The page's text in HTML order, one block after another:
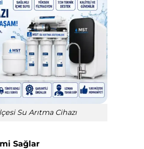
Su Arıtma Cihazı
Sağlar